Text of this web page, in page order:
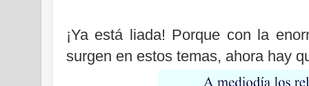
¡Ya está liada! Porque con la
surgen en estos temas, ahora hay